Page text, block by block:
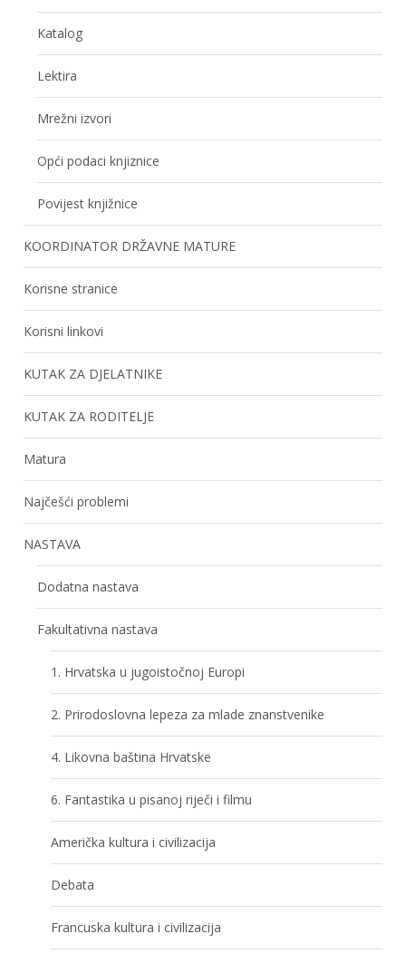
Katalog
Lektira
Mrežni izvori
Opći podaci knjiznice
Povijest knjižnice
KOORDINATOR DRŽAVNE MATURE
Korisne stranice
Korisni linkovi
KUTAK ZA DJELATNIKE
KUTAK ZA RODITELJE
Matura
Najčešći problemi
NASTAVA
Dodatna nastava
Fakultativna nastava
1. Hrvatska u jugoistočnoj Europi
2. Prirodoslovna lepeza za mlade znanstvenike
4. Likovna baština Hrvatske
6. Fantastika u pisanoj riječi i filmu
Američka kultura i civilizacija
Debata
Francuska kultura i civilizacija